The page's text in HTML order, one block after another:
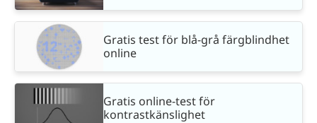
Gratis test för blå-grå färgblindhet
online
Gratis online-test för
kontrastkänslighet